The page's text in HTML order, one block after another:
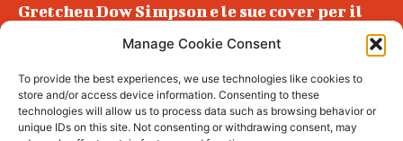
Manage Cookie Consent
To provide the best experiences, we use technologies like cookies to
store and/or access device information. Consenting to these
technologies will allow us to process data such as browsing behavior or
unique IDs on this site. Not consenting or withdrawing consent, may
Gretchen Dow Simpson e le sue cover per il
Podlech, il Cile lo ha condannato
all’ergastolo